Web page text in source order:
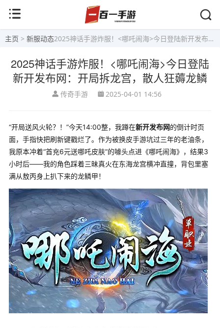
主页 > 新服动态2025神话手游炸服！<哪吒闹海>今日登陆新开发布网：开局拆龙宫，散人狂薅龙鳞
2025神话手游炸服！<哪吒闹海>今日登陆
新开发布网：开局拆龙宫，散人狂薅龙鳞
传奇手游 2025-04-01 14:56
“开局送风火轮？！”今天14:00整，我蹲在新开发布网的倒计时页
面，手指快把刷新键戳烂了。作为被换皮手游坑过三年的老油条，
我原本冲着“首充6元送哪吒皮肤”的噱头点进《哪吒闹海》，结果3
小时后——我的角色踩着三昧真火在东海龙宫横冲直撞，背包里塞
满从敖丙身上扒下来的龙鳞甲！